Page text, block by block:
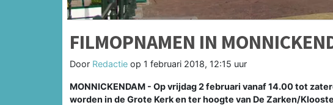
FILMOPNAMEN IN
Door Redactie op 1 februari 2018, 12:15 uur
MONNICKENDAM - Op vrijdag 2 februari vanaf 14.00 tot
worden in de Grote Kerk en ter hoogte van De Zarken/